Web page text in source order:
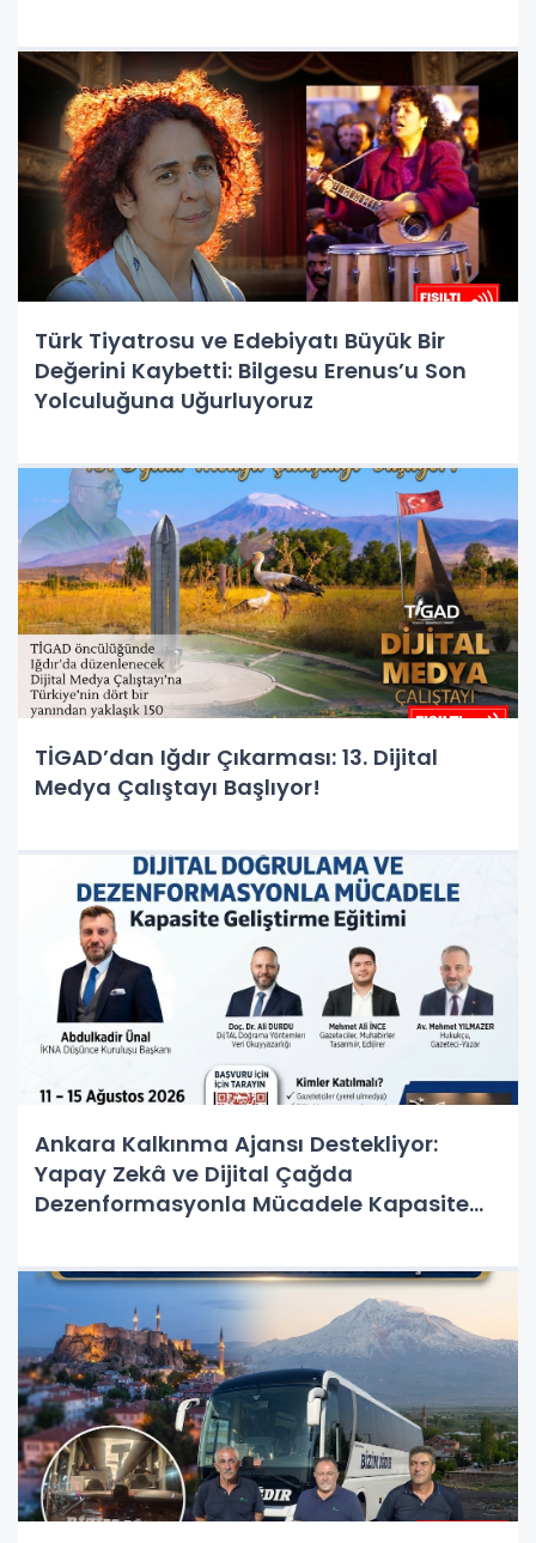
Türk Tiyatrosu ve Edebiyatı Büyük Bir
Değerini Kaybetti: Bilgesu Erenus’u Son
Yolculuğuna Uğurluyoruz
TİGAD’dan Iğdır Çıkarması: 13. Dijital
Medya Çalıştayı Başlıyor!
Ankara Kalkınma Ajansı Destekliyor:
Yapay Zekâ ve Dijital Çağda
Dezenformasyonla Mücadele Kapasite